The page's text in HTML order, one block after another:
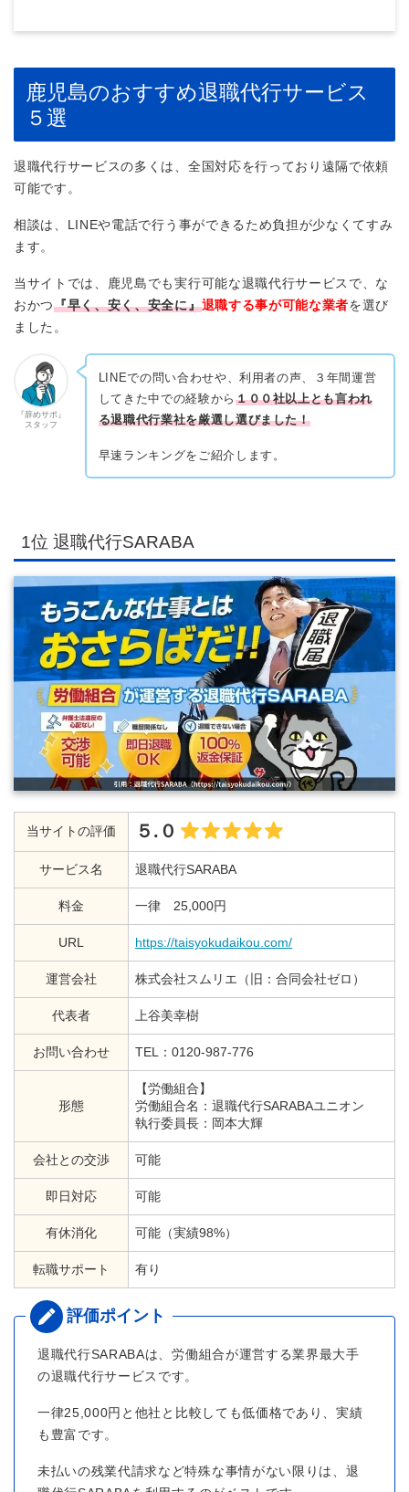
鹿児島のおすすめ退職代行サービス
５選
退職代行サービスの多くは、全国対応を行っており遠隔で依頼
可能です。
相談は、LINEや電話で行う事ができるため負担が少なくてすみ
ます。
当サイトでは、鹿児島でも実行可能な退職代行サービスで、な
おかつ『早く、安く、安全に』退職する事が可能な業者を選び
ました。
『辞めサポ』
スタッフ
LINEでの問い合わせや、利用者の声、３年間運営
してきた中での経験から １００社以上とも言われ
る退職代行業社を厳選し選びました！
早速ランキングをご紹介します。
1位 退職代行SARABA
当サイトの評価 ５.０
サービス名 退職代行SARABA
料金 一律 25,000円
URL https://taisyokudaikou.com/
運営会社 株式会社スムリエ（旧：合同会社ゼロ）
代表者 上谷美幸樹
お問い合わせ TEL：0120-987-776
形態
【労働組合】
労働組合名：退職代行SARABAユニオン
執行委員長：岡本大輝
会社との交渉 可能
即日対応 可能
有休消化 可能（実績98%）
転職サポート 有り
退職代行SARABAは、労働組合が運営する業界最大手
の退職代行サービスです。
一律25,000円と他社と比較しても低価格であり、実績
も豊富です。
未払いの残業代請求など特殊な事情がない限りは、退